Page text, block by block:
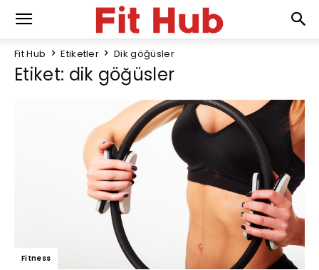
Fit Hub Etiketler Dik göğüsler
Etiket: dik göğüsler
Fitness